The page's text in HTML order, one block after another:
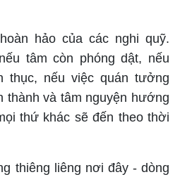
hảo của các nghi quỹ.
tâm còn phóng dật, nếu
thục, nếu việc quán tưởng
thành và tâm nguyện hướng
thứ khác sẽ đến theo thời
thiêng liêng nơi đây - dòng